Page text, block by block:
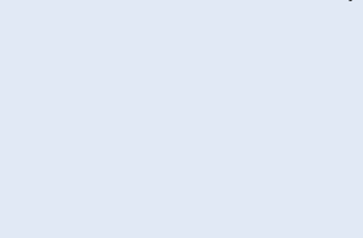
S klientkou jsme domluvili servis hned na